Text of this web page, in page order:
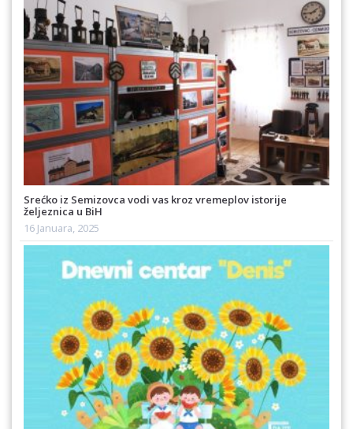
Srećko iz Semizovca vodi vas kroz vremeplov istorije
željeznica u BiH
16 Januara, 2025